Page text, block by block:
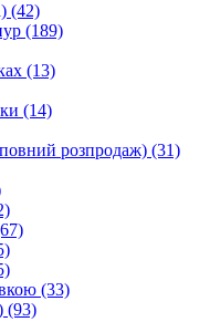
(42)
(189)
(13)
(14)
розпродаж) (31)
(33)
(93)